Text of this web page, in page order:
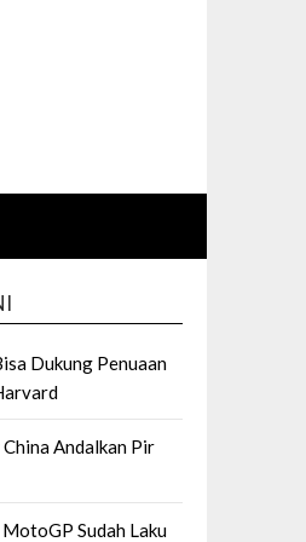
Dukung Penuaan
Andalkan Pir
Sudah Laku